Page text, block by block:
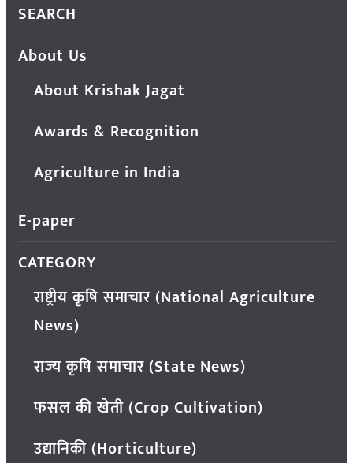
SEARCH
About Us
About Krishak Jagat
Awards & Recognition
Agriculture in India
E-paper
CATEGORY
राष्ट्रीय कृषि समाचार (National Agriculture
News)
राज्य कृषि समाचार (State News)
फसल की खेती (Crop Cultivation)
उद्यानिकी (Horticulture)